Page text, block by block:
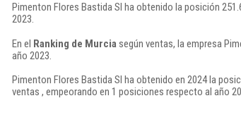
Pimenton Flores Bastida Sl ha obtenido la posición
2023.
En el Ranking de Murcia según ventas, la empresa
año 2023.
Pimenton Flores Bastida Sl ha obtenido en 2024 la
ventas , empeorando en 1 posiciones respecto al año